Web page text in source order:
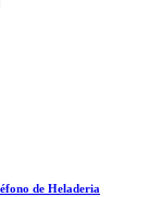
de Heladeria